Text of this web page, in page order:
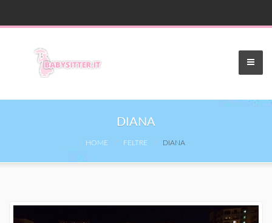
DIANA
HOME FELTRE DIANA